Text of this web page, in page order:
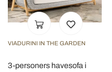
VIADURINI IN THE GARDEN
3-personers havesofa i